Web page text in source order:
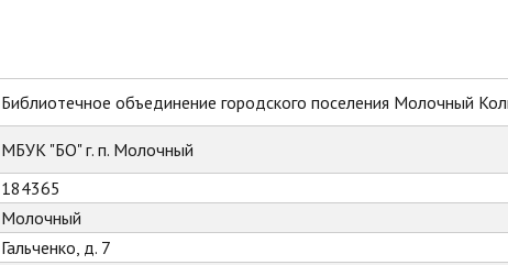
Библиотечное объединение городского поселения Молочный
МБУК "БО" г. п. Молочный
184365
Молочный
Гальченко, д. 7